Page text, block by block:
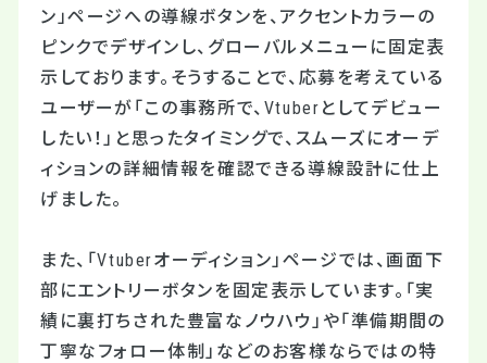
ン」ページへの導線ボタンを、アクセントカラーの
ピンクでデザインし、グローバルメニューに固定表
示しております。そうすることで、応募を考えている
ユーザーが「この事務所で、Vtuberとしてデビュー
したい！」と思ったタイミングで、スムーズにオーデ
ィションの詳細情報を確認できる導線設計に仕上
げました。
また、「Vtuberオーディション」ページでは、画面下
部にエントリーボタンを固定表示しています。「実
績に裏打ちされた豊富なノウハウ」や「準備期間の
丁寧なフォロー体制」などのお客様ならではの特